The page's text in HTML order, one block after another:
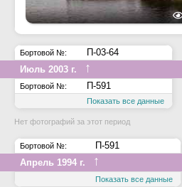
Бортовой №:
П-03-64
Июль 2003 г.
↑
Бортовой №: П-591
Показать все данные
Нет фотографий за этот период
Бортовой №:
П-591
Апрель 1994 г.
↑
Показать все данные